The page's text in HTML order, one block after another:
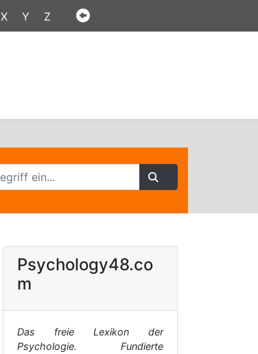
X Y Z
Psychology48.co
m
Das freie Lexikon der
Psychologie. Fundierte